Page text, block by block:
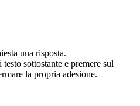
una risposta.
sottostante e premere sul
la propria adesione.